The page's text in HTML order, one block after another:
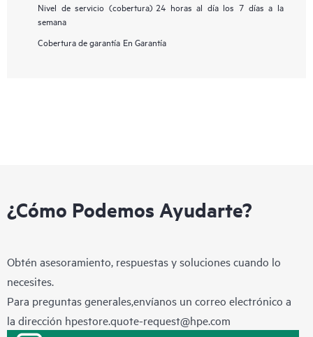
Nivel de servicio (cobertura) 24 horas al día los 7 días a la
semana
Cobertura de garantía En Garantía
¿Cómo Podemos Ayudarte?
Obtén asesoramiento, respuestas y soluciones cuando lo
necesites.
Para preguntas generales,envíanos un correo electrónico a
la dirección hpestore.quote-request@hpe.com